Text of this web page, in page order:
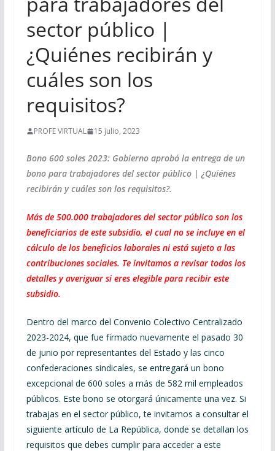
sector público |
¿Quiénes recibirán y
cuáles son los
requisitos?
PROFE VIRTUAL 15 julio, 2023
Bono 600 soles 2023: Gobierno aprobó la entrega de un
bono para trabajadores del sector público | ¿Quiénes
recibirán y cuáles son los requisitos?.
Más de 500.000 trabajadores del sector público son los
beneficiarios de este subsidio, el cual no se incluye en el
cálculo de los beneficios laborales ni está sujeto a las
contribuciones sociales. Te invitamos a revisar todos los
detalles y averiguar si eres elegible para recibir este
subsidio.
Dentro del marco del Convenio Colectivo Centralizado
2023-2024, que fue firmado nuevamente el pasado 30
de junio por representantes del Estado y las cinco
confederaciones sindicales, se entregará un bono
excepcional de 600 soles a más de 582 mil empleados
públicos. Este bono se otorgará únicamente una vez. Si
trabajas en el sector público, te invitamos a consultar el
siguiente artículo de La República, donde se detallan los
requisitos que debes cumplir para acceder a este